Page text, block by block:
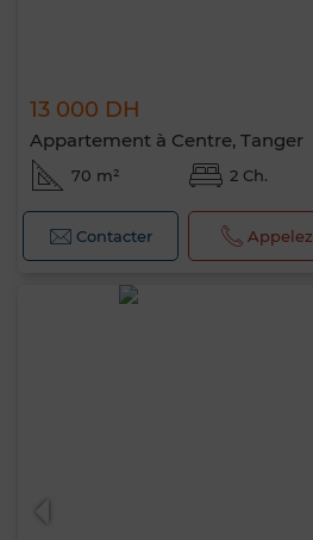
13 000 DH
Appartement à Centre, Tanger
70 m² 2 Ch.
Contacter Appelez